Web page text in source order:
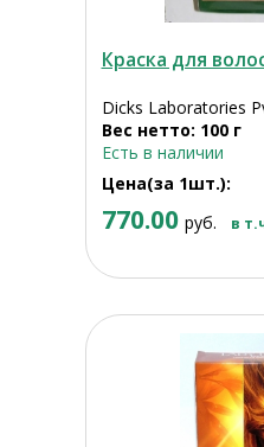
Краска для
Dicks Laboratories
Вес нетто: 100 г
Есть в наличии
Цена(за 1шт.):
770.00 руб. в